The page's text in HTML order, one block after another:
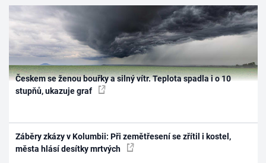
Českem se ženou bouřky a silný vítr. Teplota spadla i o 10
stupňů, ukazuje graf
Záběry zkázy v Kolumbii: Při zemětřesení se zřítil i kostel,
města hlásí desítky mrtvých